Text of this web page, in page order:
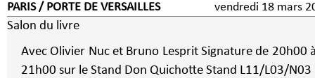
PARIS / PORTE DE VERSAILLES vendredi 18 mars
Salon du livre
Avec Olivier Nuc et Bruno Lesprit Signature de 20h00 à
21h00 sur le Stand Don Quichotte Stand L11/L03/N03